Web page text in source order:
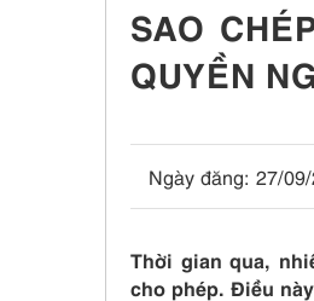
SAO
QUYỀN
Ngày đăng: 27/
Thời gian qua,
cho phép. Điều